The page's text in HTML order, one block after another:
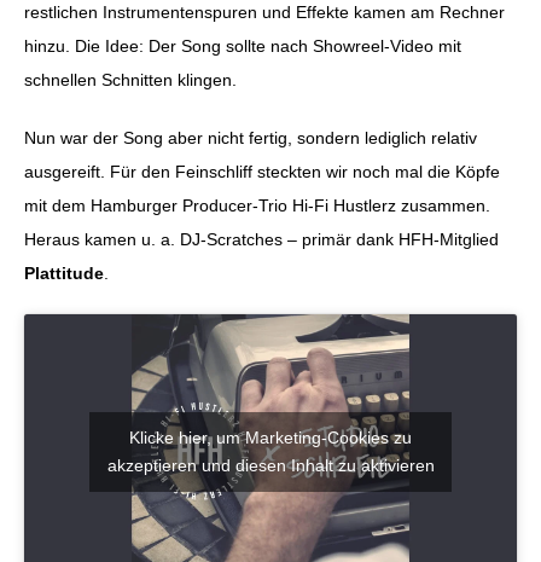
restlichen Instrumentenspuren und Effekte kamen am Rechner
hinzu. Die Idee: Der Song sollte nach Showreel-Video mit
schnellen Schnitten klingen.
Nun war der Song aber nicht fertig, sondern lediglich relativ
ausgereift. Für den Feinschliff steckten wir noch mal die Köpfe
mit dem Hamburger Producer-Trio Hi-Fi Hustlerz zusammen.
Heraus kamen u. a. DJ-Scratches – primär dank HFH-Mitglied
Plattitude
Klicke hier, um Marketing-Cookies zu
akzeptieren und diesen Inhalt zu aktivieren